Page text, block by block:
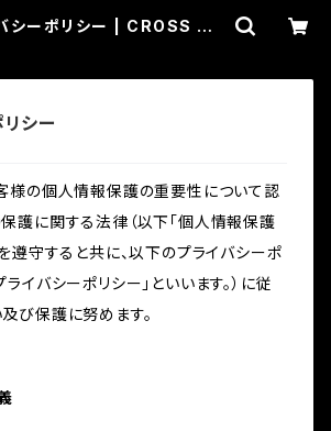
シーポリシー | CROSS RO
シー
様の個人情報保護の重要性について認
護に関する法律（以下「個人情報保護
を遵守すると共に、以下のプライバシーポ
ライバシーポリシー」といいます。）に従
び保護に努めます。